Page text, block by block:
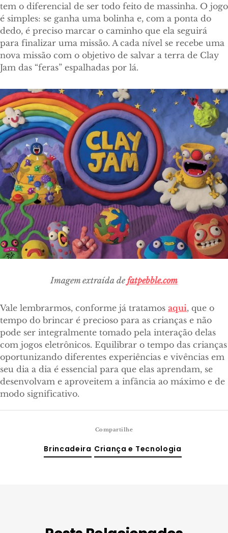
tem o diferencial de ser todo feito de massinha. O jogo
é simples: se ganha uma bolinha e, com a ponta do
dedo, é preciso marcar o caminho que ela seguirá
para finalizar uma missão. A cada nível se recebe uma
nova missão com o objetivo de salvar a terra de Clay
Jam das “feras” espalhadas por lá.
Imagem extraída de fatpebble.com
Vale lembrarmos, conforme já tratamos aqui, que o
tempo do brincar é precioso para as crianças e não
pode ser integralmente tomado pela interação delas
com jogos eletrônicos. Equilibrar o tempo das crianças
oportunizando diferentes experiências e vivências em
seu dia a dia é essencial para que elas aprendam, se
desenvolvam e aproveitem a infância ao máximo e de
modo significativo.
Compartilhe
Brincadeira Criança e Tecnologia